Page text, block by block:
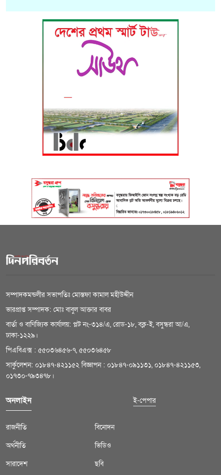
সম্পাদকমন্ডলীর সভাপতিঃ মোস্তফা কামাল মহীউদ্দীন
ভারপ্রাপ্ত সম্পাদক: মোঃ বাবুল আক্তার বাবর
বার্তা ও বাণিজ্যিক কার্যালয়: প্লট নং-৩১৪/এ, রোড-১৮, বক্ল-ই, বসুন্ধরা আ/এ,
ঢাকা-১২২৯।
পিএবিএক্স : ৫৫০৩৬৪৫৬-৭, ৫৫০৩৬৪৫৮
সার্কুলেশন: ০১৮৪৭-৪২১১৫২ বিজ্ঞাপন : ০১৮৪৭-০৯১১৩১, ০১৮৪৭-৪২১১৫৩,
০১৭৩০-৭৯৩৪৭৮।
অনলাইন ই-পেপার
রাজনীতি
অর্থনীতি
সারাদেশ
বিনোদন
ভিডিও
ছবি